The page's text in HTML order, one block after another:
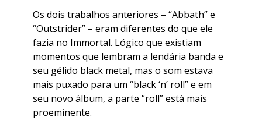
Os dois trabalhos anteriores – “Abbath” e
“Outstrider” – eram diferentes do que ele
fazia no Immortal. Lógico que existiam
momentos que lembram a lendária banda e
seu gélido black metal, mas o som estava
mais puxado para um “black ‘n’ roll” e em
seu novo álbum, a parte “roll” está mais
proeminente.